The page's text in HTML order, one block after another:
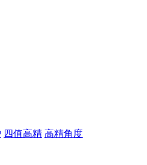
四值高精 高精角度